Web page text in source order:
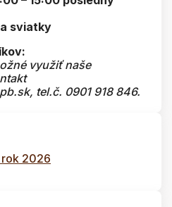
sviatky
využiť naše
tel.č. 0901 918 846.
rok 2026